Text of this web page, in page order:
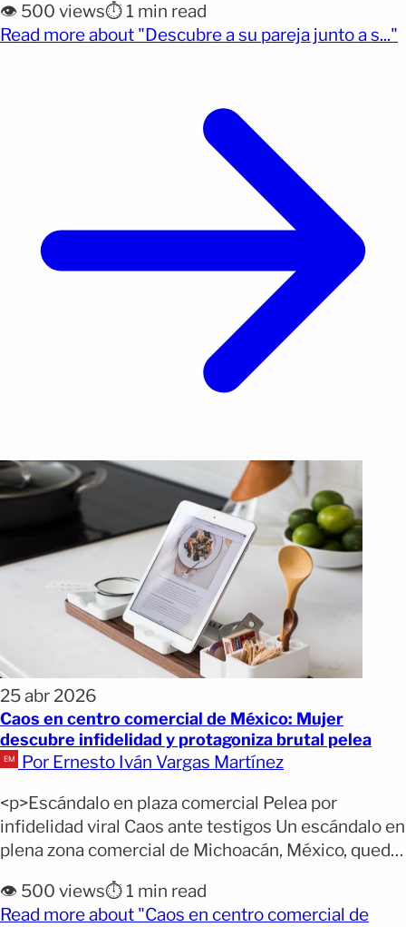
momento en que una mujer encontró a su pareja
junto a su mejor amiga dentro de una habitación. El
👁️ 500 views⏱️ 1 min read
Read more about "Descubre a su pareja junto a s..."
25 abr 2026
Caos en centro comercial de México: Mujer
descubre infidelidad y protagoniza brutal pelea
Por Ernesto Iván Vargas Martínez
<p>Escándalo en plaza comercial Pelea por
infidelidad viral Caos ante testigos Un escándalo en
plena zona comercial de Michoacán, México, quedó
horas. El incidente involucró a una mujer que
descubrió a su pareja con otra persona dentro de
👁️ 500 views⏱️ 1 min read
Read more about "Caos en centro comercial de